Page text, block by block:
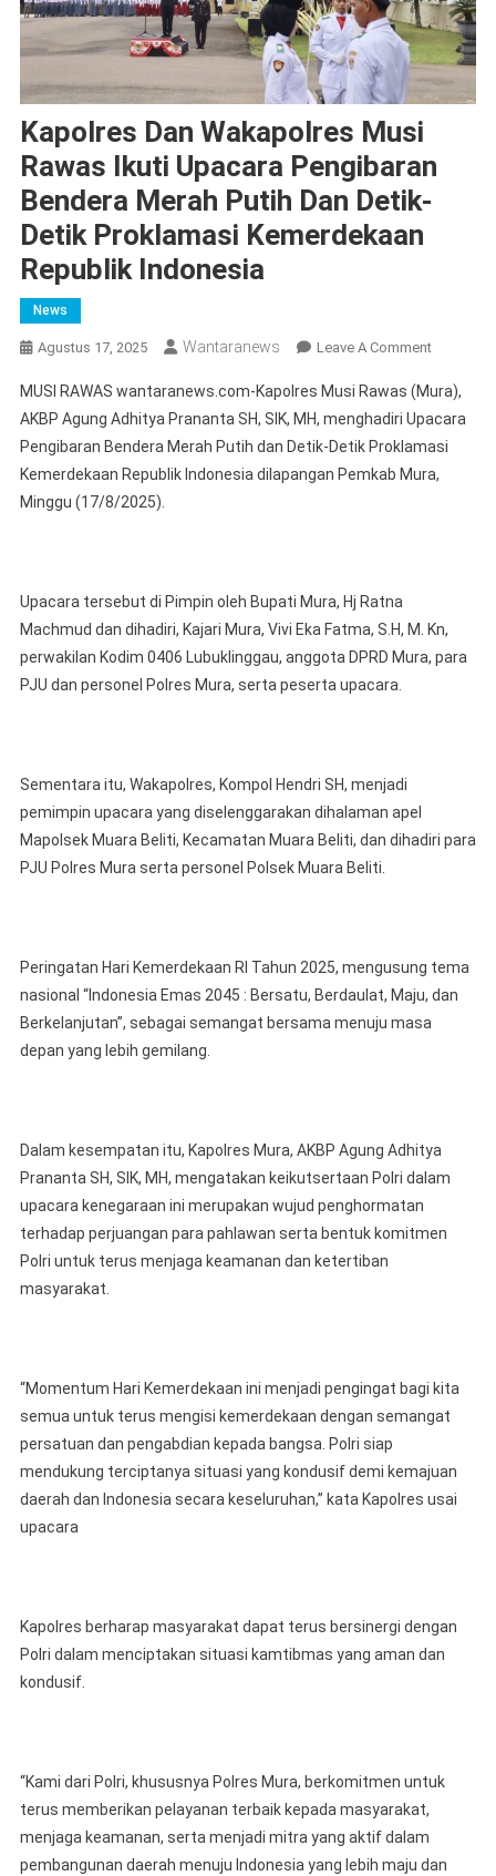
Kapolres Dan Wakapolres Musi
Rawas Ikuti Upacara Pengibaran
Bendera Merah Putih Dan Detik-
Detik Proklamasi Kemerdekaan
Republik Indonesia
News
Agustus 17, 2025 Wantaranews Leave A CommentOn
Dan
Musi
Rawas
Putih
Dan
MUSI RAWAS wantaranews.com-Kapolres Musi Rawas (Mura),
AKBP Agung Adhitya Prananta SH, SIK, MH, menghadiri Upacara
Pengibaran Bendera Merah Putih dan Detik-Detik Proklamasi
Kemerdekaan Republik Indonesia dilapangan Pemkab Mura,
Minggu (17/8/2025).
Upacara tersebut di Pimpin oleh Bupati Mura, Hj Ratna
Machmud dan dihadiri, Kajari Mura, Vivi Eka Fatma, S.H, M. Kn,
perwakilan Kodim 0406 Lubuklinggau, anggota DPRD Mura, para
PJU dan personel Polres Mura, serta peserta upacara.
Sementara itu, Wakapolres, Kompol Hendri SH, menjadi
pemimpin upacara yang diselenggarakan dihalaman apel
Mapolsek Muara Beliti, Kecamatan Muara Beliti, dan dihadiri para
PJU Polres Mura serta personel Polsek Muara Beliti.
Peringatan Hari Kemerdekaan RI Tahun 2025, mengusung tema
nasional “Indonesia Emas 2045 : Bersatu, Berdaulat, Maju, dan
Berkelanjutan”, sebagai semangat bersama menuju masa
depan yang lebih gemilang.
Dalam kesempatan itu, Kapolres Mura, AKBP Agung Adhitya
Prananta SH, SIK, MH, mengatakan keikutsertaan Polri dalam
upacara kenegaraan ini merupakan wujud penghormatan
terhadap perjuangan para pahlawan serta bentuk komitmen
Polri untuk terus menjaga keamanan dan ketertiban
masyarakat.
“Momentum Hari Kemerdekaan ini menjadi pengingat bagi kita
semua untuk terus mengisi kemerdekaan dengan semangat
persatuan dan pengabdian kepada bangsa. Polri siap
mendukung terciptanya situasi yang kondusif demi kemajuan
daerah dan Indonesia secara keseluruhan,” kata Kapolres usai
upacara
Kapolres berharap masyarakat dapat terus bersinergi dengan
Polri dalam menciptakan situasi kamtibmas yang aman dan
kondusif.
“Kami dari Polri, khususnya Polres Mura, berkomitmen untuk
terus memberikan pelayanan terbaik kepada masyarakat,
menjaga keamanan, serta menjadi mitra yang aktif dalam
pembangunan daerah menuju Indonesia yang lebih maju dan